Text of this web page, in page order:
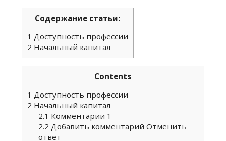
Содержание статьи:
1 Доступность профессии
2 Начальный капитал
Contents
1 Доступность профессии
2 Начальный капитал
2.1 Комментарии 1
2.2 Добавить комментарий Отменить
ответ